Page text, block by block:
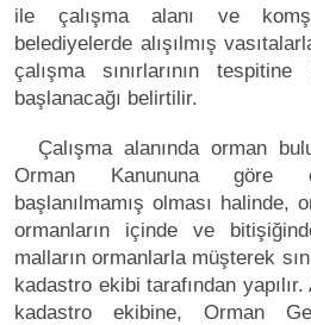
ile çalışma alanı ve
belediyelerde alışılmış
çalışma sınırlarının
başlanacağı belirtilir.
Çalışma alanında orman
Orman Kanununa göre
başlanılmamış olması halinde,
ormanların içinde ve
malların ormanlarla müşterek
kadastro ekibi tarafından
kadastro ekibine, Orman